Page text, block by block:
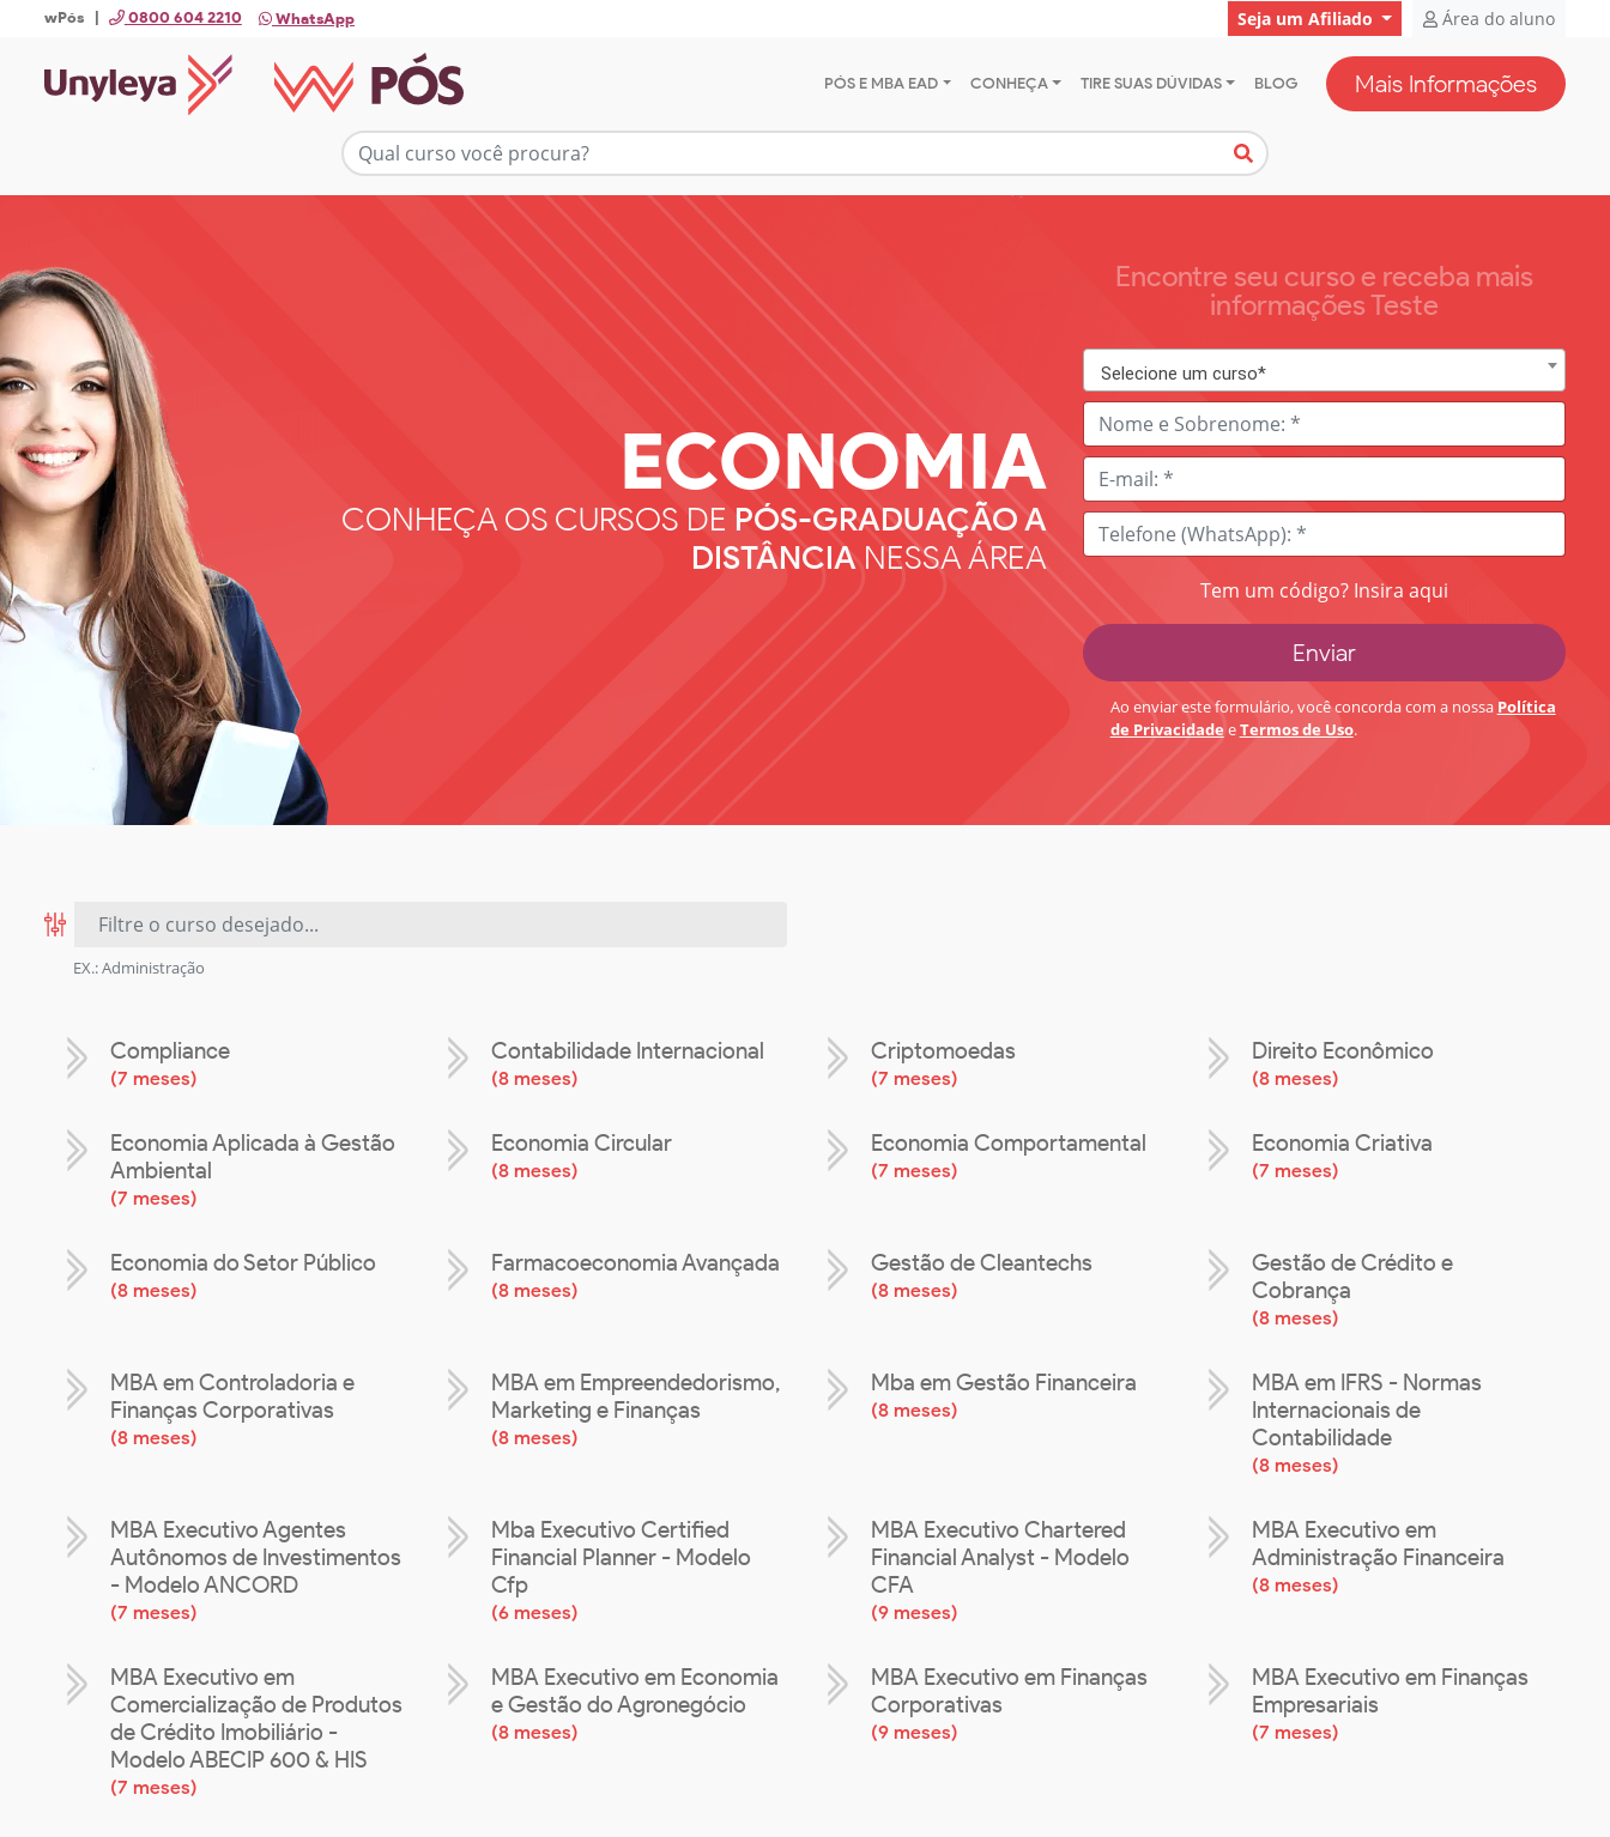
wPós | 0800 604 2210 WhatsApp Seja um Afiliado Área do aluno
PÓS E MBA EAD CONHEÇA TIRE SUAS DÚVIDAS BLOG Mais Informações
ECONOMIA
CONHEÇA OS CURSOS DE PÓS-GRADUAÇÃO A
DISTÂNCIANESSA ÁREA
Encontre seu curso e receba mais
informações Teste
Selecione um curso*
Tem um código? Insira aqui
Ao enviar este formulário, você concorda com a nossa Política
de Privacidade eTermos de Uso.
EX.: Administração
Compliance
(7 meses)
Contabilidade Internacional
(8 meses)
Criptomoedas
(7 meses)
Direito Econômico
(8 meses)
Economia Aplicada à Gestão
Ambiental
(7 meses)
Economia Circular
(8 meses)
Economia Comportamental
(7 meses)
Economia Criativa
(7 meses)
Economia do Setor Público
(8 meses)
Farmacoeconomia Avançada
(8 meses)
Gestão de Cleantechs
(8 meses)
Gestão de Crédito e
Cobrança
(8 meses)
MBA em Controladoria e
Finanças Corporativas
(8 meses)
MBA em Empreendedorismo,
Marketing e Finanças
(8 meses)
Mba em Gestão Financeira
(8 meses)
MBA em IFRS - Normas
Internacionais de
Contabilidade
(8 meses)
MBA Executivo Agentes
Autônomos de Investimentos
- Modelo ANCORD
(7 meses)
Mba Executivo Certified
Financial Planner - Modelo
Cfp
(6 meses)
MBA Executivo Chartered
Financial Analyst - Modelo
CFA
(9 meses)
MBA Executivo em
Administração Financeira
(8 meses)
MBA Executivo em
Comercialização de Produtos
de Crédito Imobiliário -
Modelo ABECIP 600 & HIS
(7 meses)
MBA Executivo em Economia
e Gestão do Agronegócio
(8 meses)
MBA Executivo em Finanças
Corporativas
(9 meses)
MBA Executivo em Finanças
Empresariais
(7 meses)